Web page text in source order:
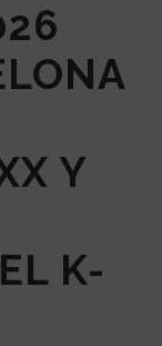
Y
K-